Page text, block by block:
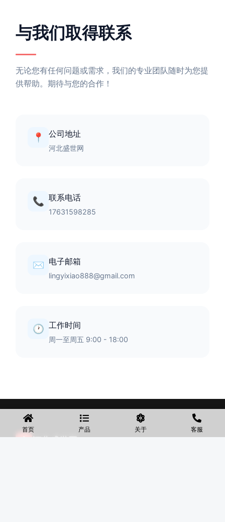
与我们取得联系
无论您有任何问题或需求，我们的专业团队随时为您提
供帮助。期待与您的合作！
📍 公司地址
河北盛世网
📞 联系电话
17631598285
✉️ 电子邮箱
lingyixiao888@gmail.com
🕐 工作时间
周一至周五 9:00 - 18:00
◆ 河北盛世网
首页 产品 关于 客服